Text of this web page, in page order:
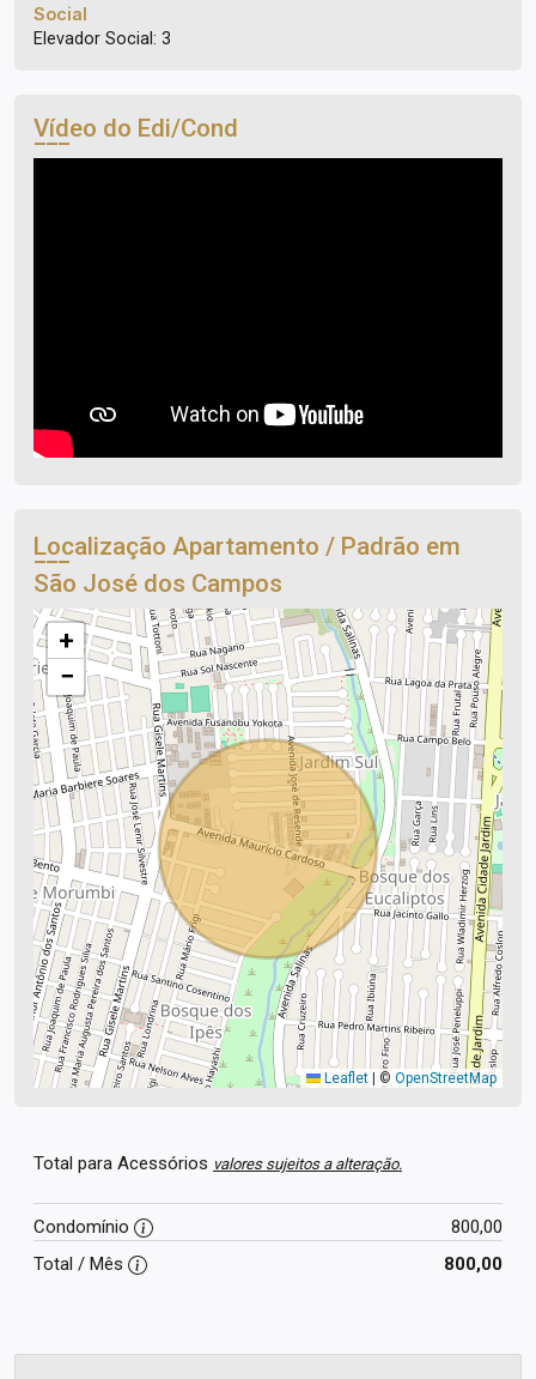
Social
Elevador Social: 3
Vídeo do Edi/Cond
Localização Apartamento / Padrão em
São José dos Campos
+
−
Leaflet © OpenStreetMap
Total para Acessórios valores sujeitos a alteração.
Condomínio
800,00
Total / Mês
800,00